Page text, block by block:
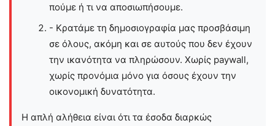
πούμε ή τι να αποσιωπήσουμε.
- Κρατάμε τη δημοσιογραφία μας προσβάσιμη
σε όλους, ακόμη και σε αυτούς που δεν έχουν
την ικανότητα να πληρώσουν. Χωρίς paywall,
χωρίς προνόμια μόνο για όσους έχουν την
οικονομική δυνατότητα.
Η απλή αλήθεια είναι ότι τα έσοδα διαρκώς